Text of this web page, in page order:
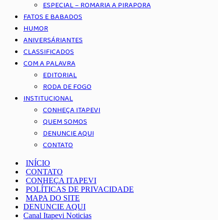
ESPECIAL – ROMARIA A PIRAPORA
FATOS E BABADOS
HUMOR
ANIVERSÁRIANTES
CLASSIFICADOS
COM A PALAVRA
EDITORIAL
RODA DE FOGO
INSTITUCIONAL
CONHEÇA ITAPEVI
QUEM SOMOS
DENUNCIE AQUI
CONTATO
INÍCIO
CONTATO
CONHEÇA ITAPEVI
POLÍTICAS DE PRIVACIDADE
MAPA DO SITE
DENUNCIE AQUI
Canal Itapevi Noticias